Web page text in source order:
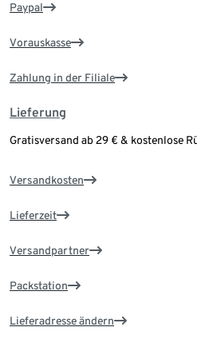
Paypal
Vorauskasse
Zahlung in der Filiale
Lieferung
Gratisversand ab 29 € & kostenlose
Versandkosten
Lieferzeit
Versandpartner
Packstation
Lieferadresse ändern